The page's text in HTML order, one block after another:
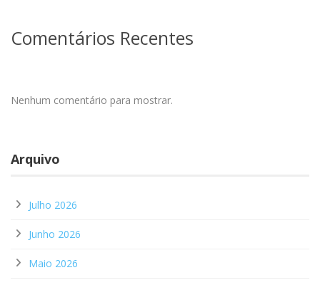
Comentários Recentes
Nenhum comentário para mostrar.
Arquivo
Julho 2026
Junho 2026
Maio 2026